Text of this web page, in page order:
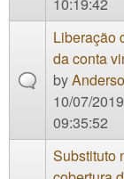
10:19:42
Liberação
da conta
by
10/07/
09:35:52
Substituto